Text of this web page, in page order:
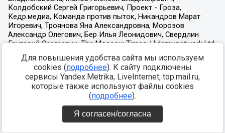
Для повышения удобства сайта мы используем
cookies (подробнее). К сайту подключены
сервисы Yandex.Metrika, LiveInternet, top.mail.ru,
которые также используют файлы cookies
(подробнее).
Я согласен/согласна